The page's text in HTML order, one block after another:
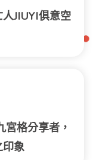
JIUYI俱意空
宮格分享者，
象